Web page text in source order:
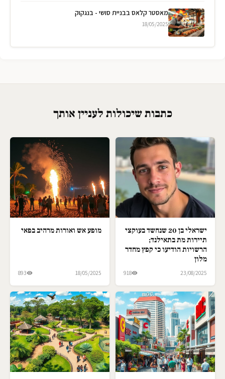
מאסטר קלאס בבניית סושי - בנגקוק
18/05/2025
כתבות שיכולות לעניין אותך
ישראלי בן 20 שנחשד בעוקצי
תיירות מת בתאילנד;
הרשויות הודיעו כי קפץ מחדר
מלון
23/08/2025
918
מופע אש ואורות מרהיב בפאי
18/05/2025
893